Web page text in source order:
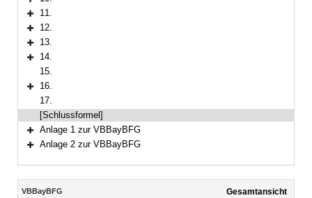
Bereich erweitern
Bereich erweitern
11.
Bereich erweitern
12.
Bereich erweitern
13.
Bereich erweitern
14.
15.
Bereich erweitern
16.
17.
[Schlussformel]
Bereich erweitern
Anlage 1 zur VBBayBFG
Anlage 2 zur VBBayBFG
Inhalt
VBBayBFG
Gesamtansicht